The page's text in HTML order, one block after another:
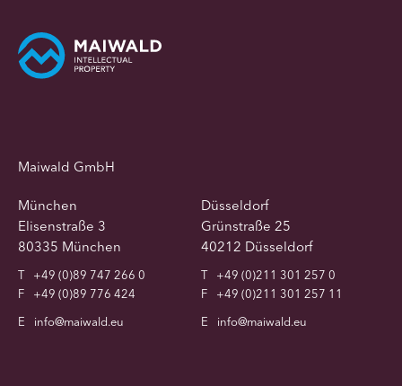
Maiwald GmbH
München
Elisenstraße 3
80335 München
T
+49 (0)89 747 266 0
F
+49 (0)89 776 424
E
info@maiwald.eu
Düsseldorf
Grünstraße 25
40212 Düsseldorf
T
+49 (0)211 301 257 0
F
+49 (0)211 301 257 11
E
info@maiwald.eu